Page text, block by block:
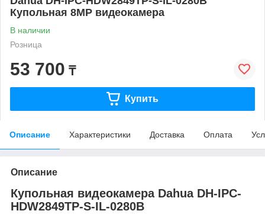
Купольная 8MP видеокамера
В наличии
Розница
53 700 ₸
Купить
Описание Характеристики Доставка Оплата
Описание
Купольная видеокамера Dahua DH-IPC-
HDW2849TP-S-IL-0280B